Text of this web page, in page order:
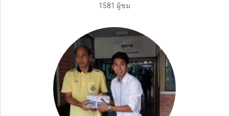
1581 ผู้ชม